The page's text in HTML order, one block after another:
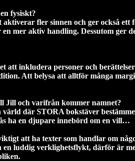
fysiskt?
fler sinnen och ger också ett
mer aktiv handling. Dessutom ger
att inkludera personer och
Att belysa att alltför många
Jill och varifrån kommer namnet?
värld där STORA bokstäver
ha en djupare innebörd om en vill…
att ha texter som handlar om
en luddig verklighetsflykt, därför är